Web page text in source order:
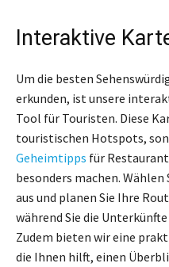
Interaktive
Um die besten
erkunden, ist unsere
Tool für Touristen. Diese
touristischen Hotspots,
Geheimtipps für
besonders machen.
aus und planen Sie Ihre
während Sie die
Zudem bieten wir eine
die Ihnen hilft, einen